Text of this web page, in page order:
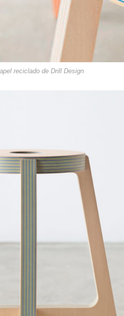
reciclado de Drill Design